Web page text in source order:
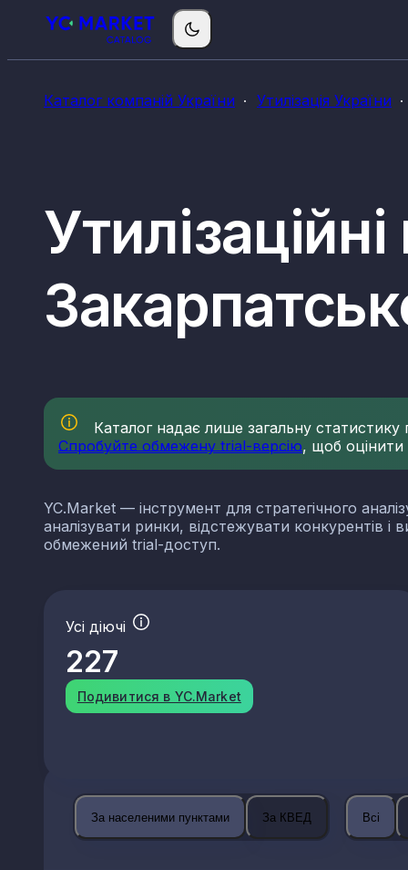
Каталог компаній України Утилізація України
Каталог надає лише загальну статистику
Спробуйте обмежену trial-версію, щоб оцінити
YC.Market — інструмент для стратегічного
аналізувати ринки, відстежувати конкурентів
обмежений trial-доступ.
Усі діючі
227
Подивитися в YC.Market
За населеними пунктами За КВЕД Всі